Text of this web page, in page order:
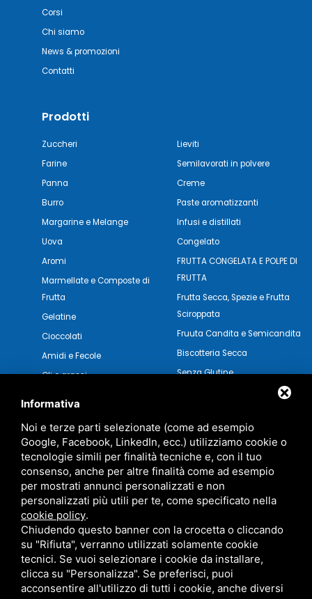
Corsi
Chi siamo
News & promozioni
Contatti
Prodotti
Zuccheri
Farine
Panna
Burro
Margarine e Melange
Uova
Aromi
Marmellate e Composte di
Frutta
Gelatine
Cioccolati
Amidi e Fecole
Oli e grassi
Lieviti
Semilavorati in polvere
Creme
Paste aromatizzanti
Infusi e distillati
Congelato
FRUTTA CONGELATA E POLPE DI
FRUTTA
Frutta Secca, Spezie e Frutta
Sciroppata
Fruuta Candita e Semicandita
Biscotteria Secca
Senza Glutine
MARZOCCHI SRL • P.IVA 01942630383 • PRIVACY • SITEMAP
Informativa
Noi e terze parti selezionate (come ad esempio
Google, Facebook, LinkedIn, ecc.) utilizziamo cookie o
tecnologie simili per finalità tecniche e, con il tuo
consenso, anche per altre finalità come ad esempio
per mostrati annunci personalizzati e non
personalizzati più utili per te, come specificato nella
cookie policy.
Chiudendo questo banner con la crocetta o cliccando
su "Rifiuta", verranno utilizzati solamente cookie
tecnici. Se vuoi selezionare i cookie da installare,
clicca su "Personalizza". Se preferisci, puoi
acconsentire all'utilizzo di tutti i cookie, anche diversi